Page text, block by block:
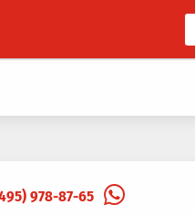
978-87-65